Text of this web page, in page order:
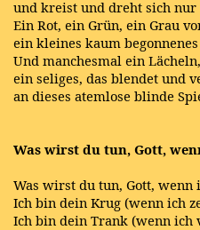
und kreist und dreht sich
Ein Rot, ein Grün, ein Grau
ein kleines kaum
Und manchesmal ein
ein seliges, das blendet und
an dieses atemlose blinde
Was wirst du tun, Gott,
Was wirst du tun, Gott, wenn
Ich bin dein Krug (wenn ich
Ich bin dein Trank (wenn ich